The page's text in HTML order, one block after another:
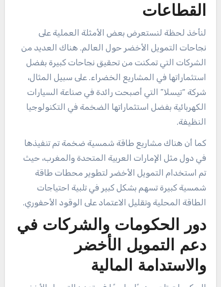
القطاعات
لنأخذ لحظة لنستعرض بعض الأمثلة العملية على
نجاحات التمويل الأخضر حول العالم. هناك العديد من
الشركات التي تمكنت من تحقيق نجاحات كبيرة بفضل
استثماراتها في المشاريع الخضراء. على سبيل المثال،
شركة “تيسلا” التي أصبحت رائدة في صناعة السيارات
الكهربائية بفضل استثماراتها الضخمة في التكنولوجيا
النظيفة.
كما أن هناك مشاريع طاقة شمسية ضخمة تم تنفيذها
في دول مثل الإمارات العربية المتحدة والمغرب، حيث
تم استخدام التمويل الأخضر لتطوير محطات طاقة
شمسية كبيرة تسهم بشكل كبير في تلبية احتياجات
الطاقة المحلية وتقليل الاعتماد على الوقود الأحفوري.
دور الحكومات والشركات في
دعم التمويل الأخضر
والاستدامة المالية